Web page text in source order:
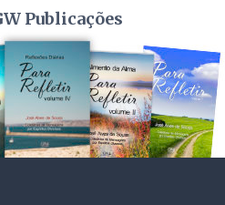
Publicações